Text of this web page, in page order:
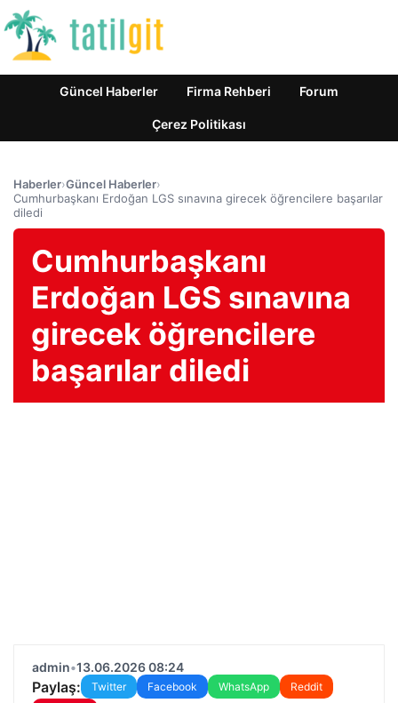
Güncel Haberler Firma Rehberi Forum
Çerez Politikası
Haberler›Güncel Haberler›
Cumhurbaşkanı Erdoğan LGS sınavına girecek öğrencilere başarılar
diledi
Cumhurbaşkanı
Erdoğan LGS sınavına
girecek öğrencilere
başarılar diledi
admin•13.06.2026 08:24
Paylaş: Twitter Facebook WhatsApp
Reddit